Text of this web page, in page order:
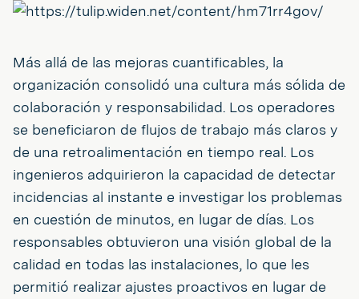
Más allá de las mejoras cuantificables, la
organización consolidó una cultura más sólida de
colaboración y responsabilidad. Los operadores
se beneficiaron de flujos de trabajo más claros y
de una retroalimentación en tiempo real. Los
ingenieros adquirieron la capacidad de detectar
incidencias al instante e investigar los problemas
en cuestión de minutos, en lugar de días. Los
responsables obtuvieron una visión global de la
calidad en todas las instalaciones, lo que les
permitió realizar ajustes proactivos en lugar de